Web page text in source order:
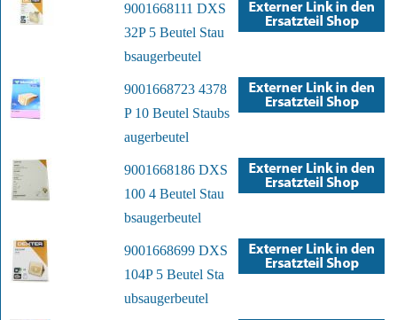
9001668111 DXS
32P 5 Beutel Stau
bsaugerbeutel
9001668723 4378
P 10 Beutel Staubs
augerbeutel
9001668186 DXS
100 4 Beutel Stau
bsaugerbeutel
9001668699 DXS
104P 5 Beutel Sta
ubsaugerbeutel